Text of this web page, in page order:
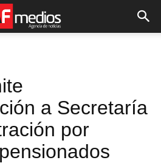
a Secretaría
por